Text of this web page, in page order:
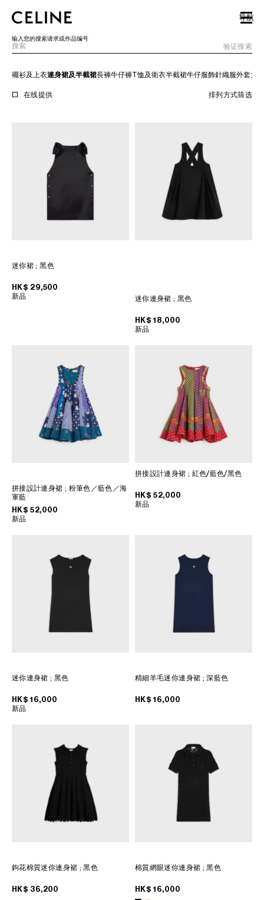
SKIP TO FOOTER CONTENT
跳转至主导览页
导航
输入您的搜索请求或作品编号
验证搜索
襯衫及上衣連身裙及半截裙長褲牛仔褲T恤及衛衣半截裙牛仔服飾針織服外套大褸
在线提供 排列方式筛选
迷你裙; 黑色
HK$ 29,500
新品
迷你連身裙; 黑色
HK$ 18,000
新品
拼接設計連身裙 ; 粉筆色／藍色／海
軍藍
HK$ 52,000
新品
拼接設計連身裙 ; 紅色/藍色/黑色
HK$ 52,000
新品
迷你連身裙; 黑色
HK$ 16,000
新品
精細羊毛迷你連身裙 ; 深藍色
HK$ 16,000
鉤花棉質迷你連身裙 ; 黑色
HK$ 36,200
棉質網眼迷你連身裙 ; 黑色
HK$ 16,000
欧洲
亚洲（国家/地区）
澳门特别行政区
菲律宾
印度
巴基斯坦
南美洲
非洲